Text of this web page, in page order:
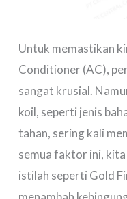
Untuk memastikan
Conditioner (AC),
sangat krusial.
koil, seperti jenis
tahan, sering kali
semua faktor ini,
istilah seperti Gold